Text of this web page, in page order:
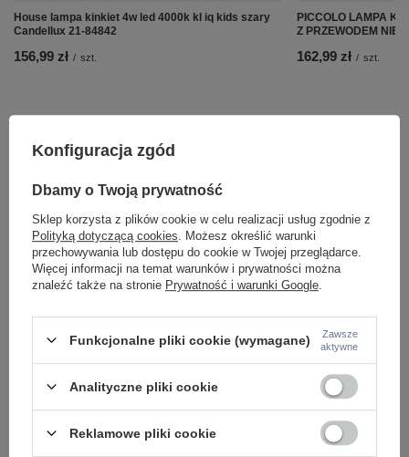
House lampa kinkiet 4w led 4000k kl iq kids szary
Candellux 21-84842
156,99 zł / szt.
PICCOLO LAMPA
Z PRZEWODEM
162,99 zł / szt.
Potrzebujesz pomocy? Masz pytania lub
szybko i przygotujemy indywidualną ofertę
Napisz do nas
Konfiguracja zgód
Dbamy o Twoją prywatność
Sklep korzysta z plików cookie w celu realizacji usług zgodnie z
Polityką dotyczącą cookies . Możesz określić warunki
przechowywania lub dostępu do cookie w Twojej przeglądarce.
Więcej informacji na temat warunków i prywatności można
znaleźć także na stronie Prywatność i warunki Google
Funkcjonalne pliki cookie (wymagane)
Zawsze
aktywne
Analityczne pliki cookie
Reklamowe pliki cookie